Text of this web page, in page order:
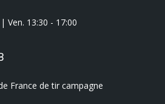
Ven. 13:30 - 17:00
France de tir campagne